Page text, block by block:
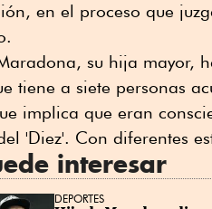
en el proceso que
su hija mayor,
tiene a siete personas
implica que eran
'Diez'. Con diferentes
interesar
DEPORTES